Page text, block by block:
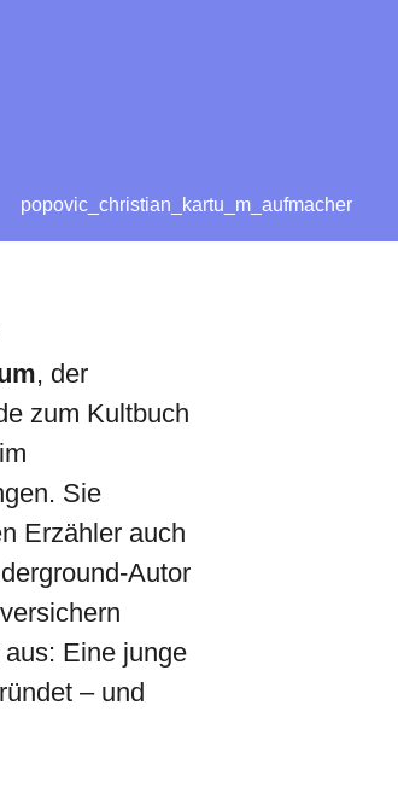
popovic_christian_kartu_m_aufmacher
, der
zum Kultbuch
Sie
Erzähler auch
Autor
aus: Eine junge
– und